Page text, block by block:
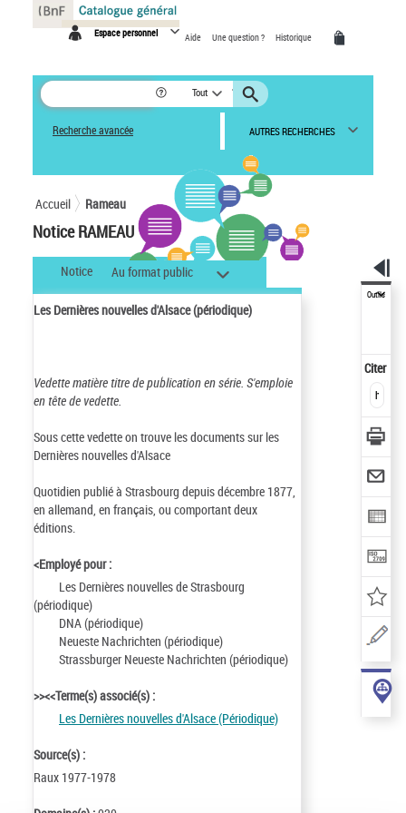
Espace personnel Aide Une question ? Historique
Tout
Recherche avancée AUTRES RECHERCHES
Accueil Rameau
Notice RAMEAU
Notice Au format public
Les Dernières nouvelles d'Alsace (périodique)
Vedette matière titre de publication en série. S'emploie
en tête de vedette.
Sous cette vedette on trouve les documents sur les
Dernières nouvelles d'Alsace
Quotidien publié à Strasbourg depuis décembre 1877,
en allemand, en français, ou comportant deux
éditions.
<Employé pour :
Les Dernières nouvelles de Strasbourg
(périodique)
DNA (périodique)
Neueste Nachrichten (périodique)
Strassburger Neueste Nachrichten (périodique)
>><<Terme(s) associé(s) :
Les Dernières nouvelles d'Alsace (Périodique)
Source(s) :
Raux 1977-1978
Outils
Citer
Panneau de gestion des cookies